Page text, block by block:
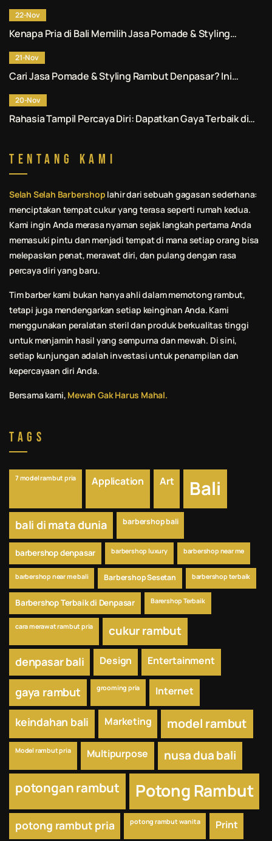
22-Nov
Kenapa Pria di Bali Memilih Jasa Pomade & Styling
21-Nov
Cari Jasa Pomade & Styling Rambut Denpasar? Ini
20-Nov
Rahasia Tampil Percaya Diri: Dapatkan Gaya Terbaik di
Tentang Kami
Selah Selah Barbershop lahir dari sebuah gagasan sederhana:
menciptakan tempat cukur yang terasa seperti rumah kedua.
Kami ingin Anda merasa nyaman sejak langkah pertama Anda
memasuki pintu dan menjadi tempat di mana setiap orang bisa
melepaskan penat, merawat diri, dan pulang dengan rasa
percaya diri yang baru.
Tim barber kami bukan hanya ahli dalam memotong rambut,
tetapi juga mendengarkan setiap keinginan Anda. Kami
menggunakan peralatan steril dan produk berkualitas tinggi
untuk menjamin hasil yang sempurna dan mewah. Di sini,
setiap kunjungan adalah investasi untuk penampilan dan
kepercayaan diri Anda.
Bersama kami, Mewah Gak Harus Mahal.
Tags
7 model rambut pria Application Art Bali
bali di mata dunia barbershop bali
barbershop denpasar barbershop luxury barbershop near me
barbershop near me bali Barbershop Sesetan barbershop terbaik
Barbershop Terbaik di Denpasar Barershop Terbaik
cara merawat rambut pria cukur rambut
denpasar bali Design Entertainment
gaya rambut grooming pria Internet
keindahan bali Marketing model rambut
Model rambut pria Multipurpose nusa dua bali
potongan rambut Potong Rambut
potong rambut pria potong rambut wanita Print